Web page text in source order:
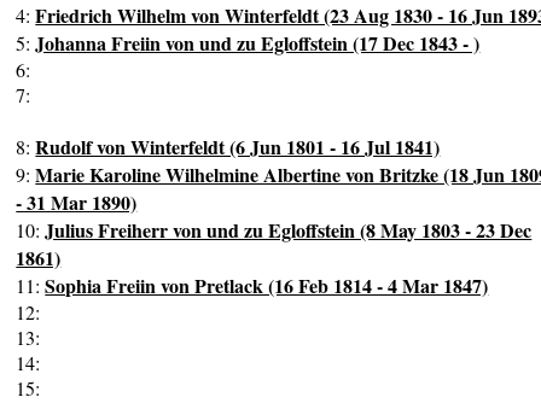
4:Friedrich Wilhelm von Winterfeldt (23 Aug 1830 - 16 Jun
5:Johanna Freiin von und zu Egloffstein (17 Dec 1843 - )
6:
7:
8:Rudolf von Winterfeldt (6 Jun 1801 - 16 Jul 1841)
9:Marie Karoline Wilhelmine Albertine von Britzke (18 Jun
- 31 Mar 1890)
10:Julius Freiherr von und zu Egloffstein (8 May 1803 - 23 Dec
1861)
11:Sophia Freiin von Pretlack (16 Feb 1814 - 4 Mar 1847)
12:
13:
14:
15: